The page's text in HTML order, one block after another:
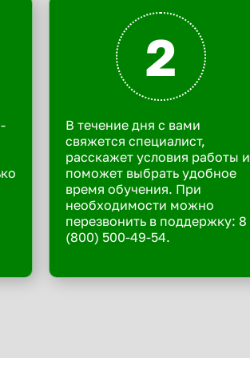
2
В течение дня с вами
свяжется специалист,
расскажет условия работы и
поможет выбрать удобное
время обучения. При
необходимости можно
перезвонить в поддержку: 8
(800) 500-49-54.